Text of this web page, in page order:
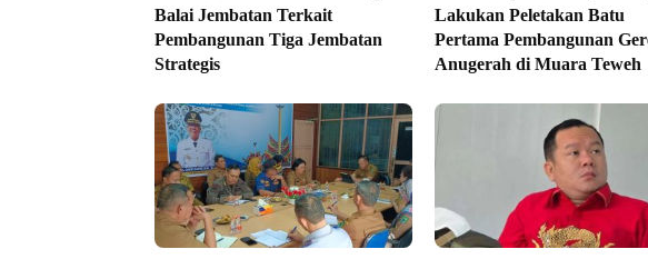
Balai Jembatan Terkait
Pembangunan Tiga Jembatan
Strategis
Lakukan Peletakan Batu
Pertama Pembangunan
Anugerah di Muara Teweh